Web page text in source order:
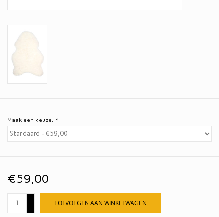
Maak een keuze: *
€59,00
TOEVOEGEN AAN WINKELWAGEN